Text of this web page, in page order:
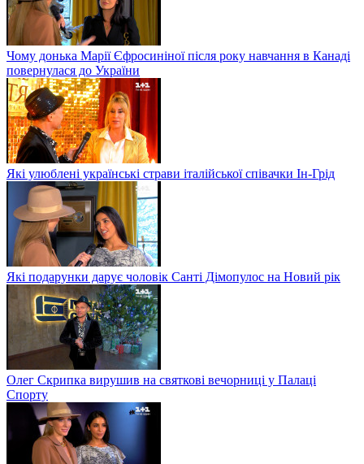
Чому донька Марії Єфросиніної після року навчання в Канаді
повернулася до України
Які улюблені українські страви італійської співачки Ін-Грід
Які подарунки дарує чоловік Санті Дімопулос на Новий рік
Олег Скрипка вирушив на святкові вечорниці у Палаці
Спорту